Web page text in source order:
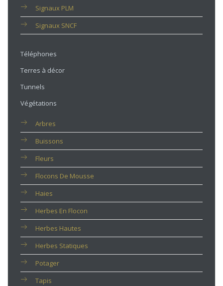
Signaux PLM
Signaux SNCF
Téléphones
Terres à décor
Tunnels
Végétations
Arbres
Buissons
Fleurs
Flocons De Mousse
Haies
Herbes En Flocon
Herbes Hautes
Herbes Statiques
Potager
Tapis